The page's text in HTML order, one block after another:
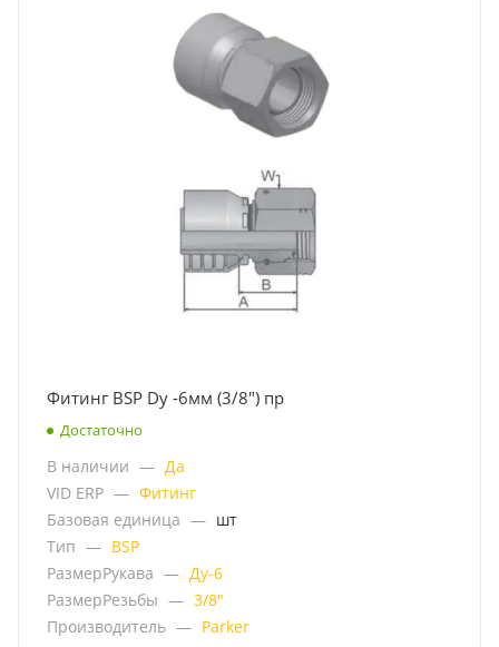
Фитинг BSP Dy -6мм (3/8") пр
Достаточно
В наличии — Да
VID ERP — Фитинг
Базовая единица — шт
Тип — BSP
РазмерРукава — Ду-6
РазмерРезьбы — 3/8"
Производитель — Parker